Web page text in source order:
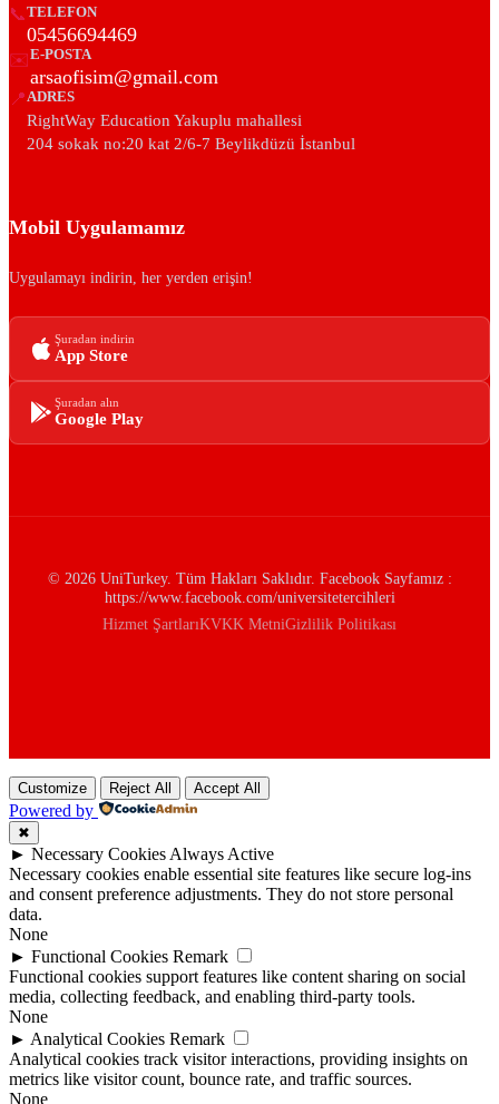
📞TELEFON
05456694469
✉️E-POSTA
arsaofisim@gmail.com
📍 ADRES
RightWay Education Yakuplu mahallesi
204 sokak no:20 kat 2/6-7 Beylikdüzü İstanbul
Mobil Uygulamamız
Uygulamayı indirin, her yerden erişin!
Şuradan indirin
App Store
Şuradan alın
Google Play
© 2026 UniTurkey. Tüm Hakları Saklıdır. Facebook Sayfamız :
https://www.facebook.com/universitetercihleri
Hizmet ŞartlarıKVKK MetniGizlilik Politikası
Customize Reject All Accept All
Powered by
✖
► Necessary Cookies Always Active
Necessary cookies enable essential site features like secure log-ins
and consent preference adjustments. They do not store personal
data.
None
► Functional Cookies Remark
Functional cookies support features like content sharing on social
media, collecting feedback, and enabling third-party tools.
None
► Analytical Cookies Remark
Analytical cookies track visitor interactions, providing insights on
metrics like visitor count, bounce rate, and traffic sources.
None